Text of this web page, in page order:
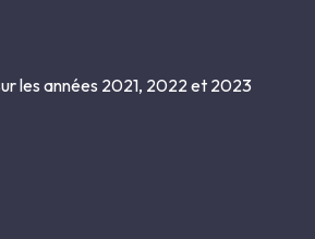
les années 2021, 2022 et 2023